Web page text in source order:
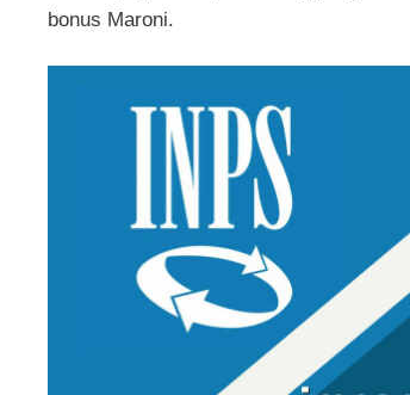
bonus Maroni.